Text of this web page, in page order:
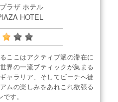
ラザ ホテル
HOTEL
ここはアクティブ派の滞在に
界の一流ブティックが集まる
ャラリア、そしてビーチへ徒
ムの楽しみをあれこれ欲張る
す。